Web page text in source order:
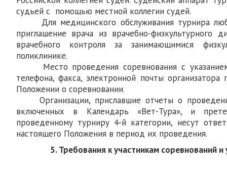
судьей с помощью местной коллегии судей.
Для медицинского обслуживания турнира
приглашение врача из врачебно-физкультурного
врачебного контроля за занимающимися
поликлинике.
Место проведения соревнования с указанием
телефона, факса, электронной почты
Положении о соревновании.
Организации, приславшие отчеты о
включенных в Календарь «Вет-Тура», и
проведенному турниру 4-й категории, несут
настоящего Положения в период их проведения.
5. Требования к участникам соревнований и